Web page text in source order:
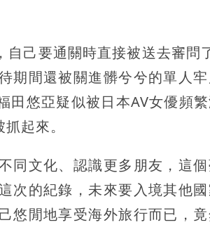
己要通關時直接被送去審問
期間還被關進髒兮兮的單人
悠亞疑似被日本AV女優頻
起來。
同文化、認識更多朋友，這
次的紀錄，未來要入境其他
悠閒地享受海外旅行而已，